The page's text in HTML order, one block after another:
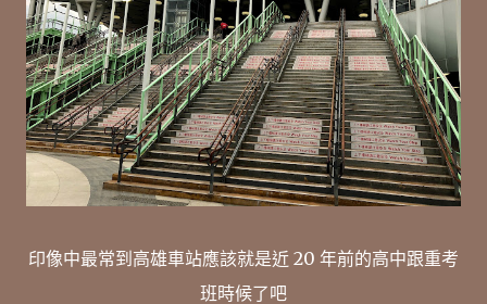
印像中最常到高雄車站應該就是近 20 年前的高中跟重考
班時候了吧